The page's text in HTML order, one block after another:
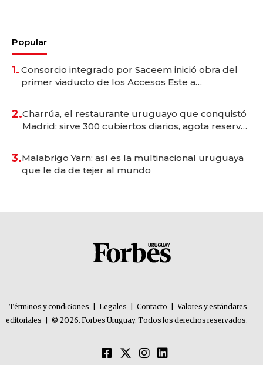
Popular
1. Consorcio integrado por Saceem inició obra del
primer viaducto de los Accesos Este a
2.Charrúa, el restaurante uruguayo que conquistó
Madrid: sirve 300 cubiertos diarios, agota reservas
3.Malabrigo Yarn: así es la multinacional uruguaya
que le da de tejer al mundo
Términos y condiciones Legales Contacto
Valores y estándares
editoriales
© 2026. Forbes Uruguay. Todos los derechos reservados.